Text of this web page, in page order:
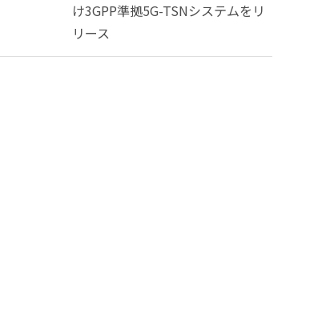
け3GPP準拠5G-TSNシステムをリ
リース